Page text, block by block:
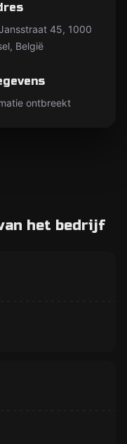
45, 1000
België
ontbreekt
het bedrijf